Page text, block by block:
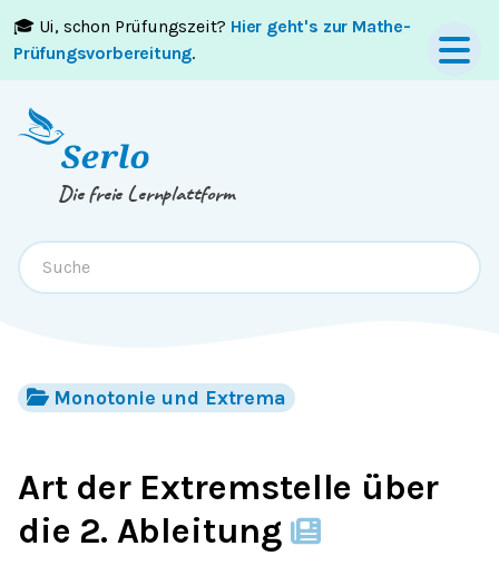
🎓 Ui, schon Prüfungszeit? Hier geht's zur Mathe-
Prüfungsvorbereitung.
Springe zumInhaltoderFooter
Die freie Lernplattform
Monotonie und Extrema
Art der Extremstelle über
die 2. Ableitung